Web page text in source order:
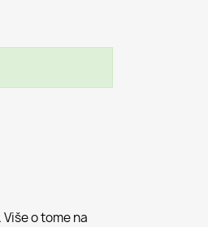
o tome na